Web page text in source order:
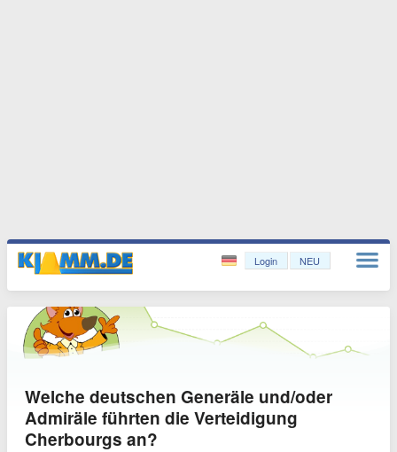
Login NEU
Welche deutschen Generäle und/oder
Admiräle führten die Verteidigung
Cherbourgs an?